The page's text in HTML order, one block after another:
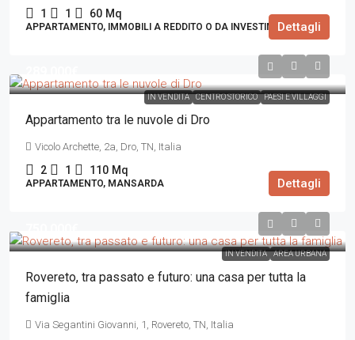
1 1 60 Mq
APPARTAMENTO, IMMOBILI A REDDITO O DA INVESTIMENTODettagli
IN VENDITA CENTRO STORICO PAESI E VILLAGGI
Appartamento tra le nuvole di Dro
Vicolo Archette, 2a, Dro, TN, Italia
2 1 110 Mq
APPARTAMENTO, MANSARDA Dettagli
IN VENDITA AREA URBANA
Rovereto, tra passato e futuro: una casa per tutta la
famiglia
Via Segantini Giovanni, 1, Rovereto, TN, Italia